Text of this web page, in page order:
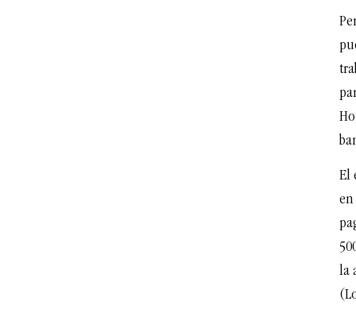
El
en
la